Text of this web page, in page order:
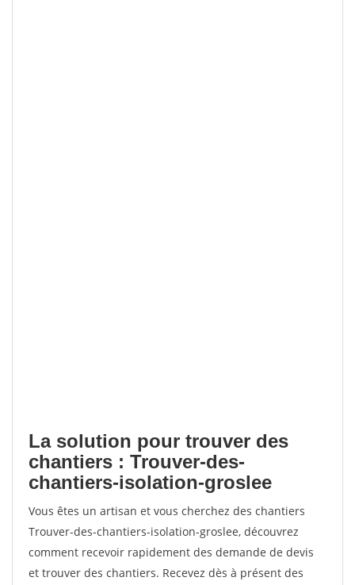
La solution pour trouver des
chantiers : Trouver-des-
chantiers-isolation-groslee
Vous êtes un artisan et vous cherchez des chantiers
Trouver-des-chantiers-isolation-groslee, découvrez
comment recevoir rapidement des demande de devis
et trouver des chantiers. Recevez dès à présent des